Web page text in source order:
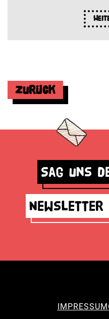
Zurück
Sag uns
Newsletter
IMPRESSUM